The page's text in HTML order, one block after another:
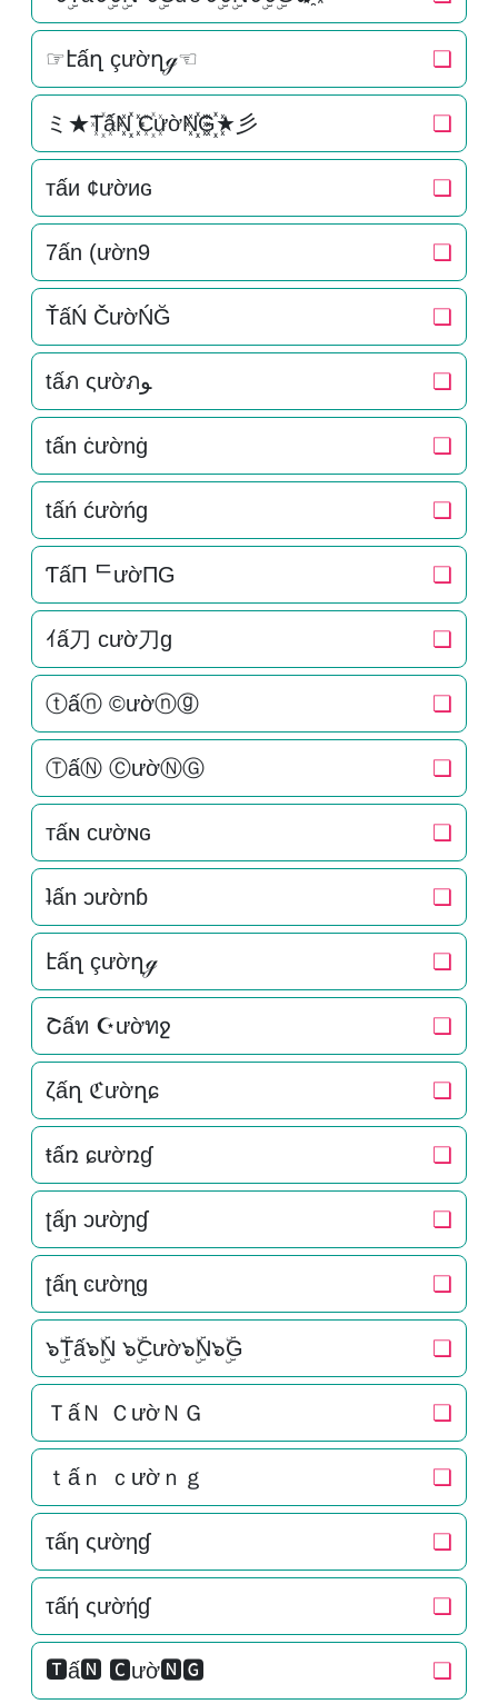
☞էấղ çườղℊ☜ ❏
ミ★T꙰ấN꙰꙰ C꙰ườN꙰꙰G꙰꙰★彡 ❏
тấи ¢ườиɢ ❏
7ấn (ườn9 ❏
ŤấŃ ČườŃĞ ❏
tấภ ςườภﻮ ❏
tấn ċườnġ ❏
tấń ćườńg ❏
ƬấП ᄃườПG ❏
ｲấ刀 cườ刀g ❏
ⓣấⓝ ©ườⓝⓖ ❏
ⓉấⓃ ⒸườⓃⒼ ❏
тấɴ cườɴԍ ❏
ʇấn ɔườnɓ ❏
էấղ çườղℊ ❏
Շấท ☪ườทջ ❏
ζấղ ℭườղɕ ❏
ŧấռ ɕườռɠ ❏
ʈấɲ ɔườɲɠ ❏
ʈấɳ ͼườɳɡ ❏
๖ۣۜTấ๖ۣۜN ๖ۣۜCườ๖ۣۜN๖ۣۜG ❏
ＴấＮ ＣườＮＧ ❏
ｔấｎ ｃườｎｇ ❏
τấη ςườηɠ ❏
τấή ςườήɠ ❏
🆃ấ🅽 🅲ườ🅽🅶 ❏